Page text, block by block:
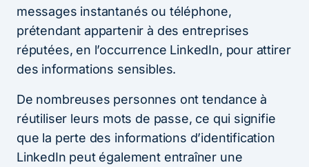
messages instantanés ou téléphone,
prétendant appartenir à des entreprises
réputées, en l’occurrence LinkedIn, pour attirer
des informations sensibles.
De nombreuses personnes ont tendance à
réutiliser leurs mots de passe, ce qui signifie
que la perte des informations d’identification
LinkedIn peut également entraîner une